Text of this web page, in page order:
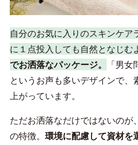
自分のお気に入りのスキンケア
に１点投入しても自然となじむ
でお洒落なパッケージ。
「男女
というお声も多いデザインで、
上がっています。
ただお洒落なだけではないのが
の特徴。 環境に配慮して資材を